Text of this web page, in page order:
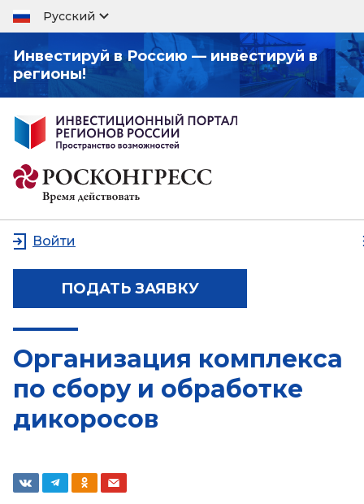
Русский
Инвестируй в Россию — инвестируй в
регионы!
ПОДАТЬ ЗАЯВКУ
Войти
Организация комплекса
по сбору и обработке
дикоросов